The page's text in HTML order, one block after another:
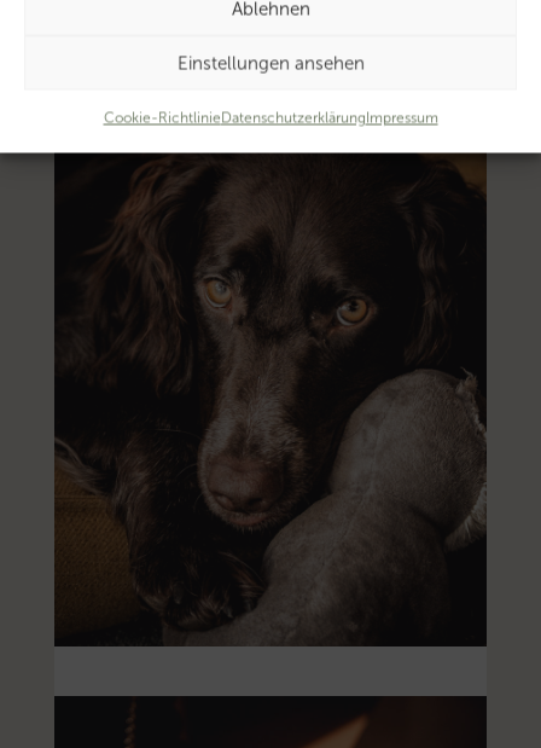
Ablehnen
Einstellungen ansehen
Cookie-RichtlinieDatenschutzerklärungImpressum